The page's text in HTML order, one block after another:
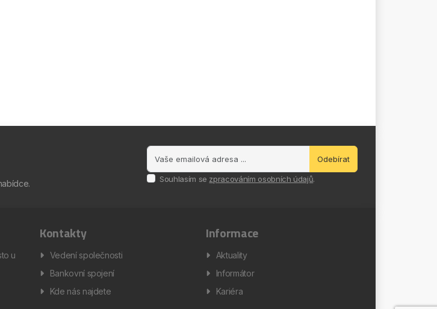
Odebírat
Souhlasím se zpracováním osobních údajů.
u
Kontakty
Vedení společnosti
Bankovní spojení
Kde nás najdete
Informace
Aktuality
Informátor
Kariéra